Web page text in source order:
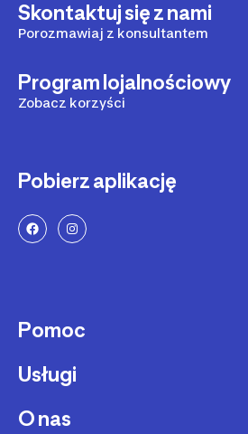
Skontaktuj się z nami
Porozmawiaj z konsultantem
Program lojalnościowy
Zobacz korzyści
Pobierz aplikację
Pomoc
Sposoby dostawy
Dostawa ekspresowa
Usługi
Zakupy na raty
O nas